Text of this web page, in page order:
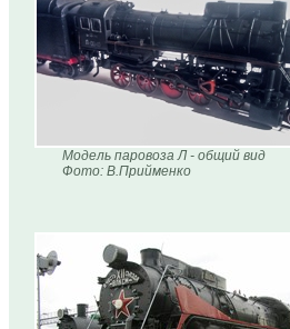
Модель паровоза Л - общий вид
Фото: В.Прийменко